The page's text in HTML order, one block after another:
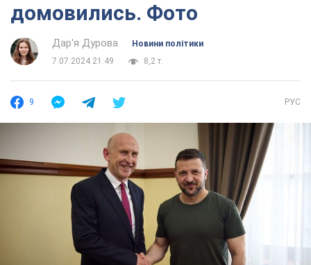
домовились. Фото
Дар'я Дурова
Новини політики
7.07.2024 21:49
8,2 т.
9 РУС